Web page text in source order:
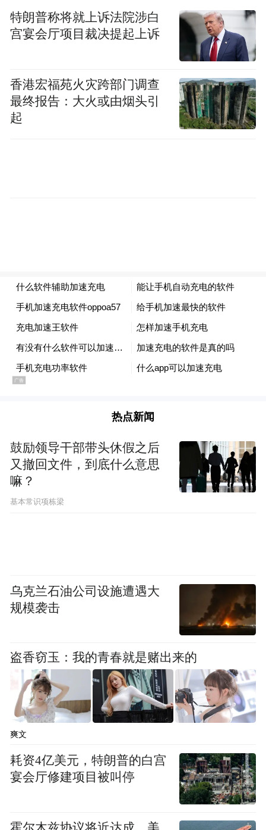
特朗普称将就上诉法院涉白
宫宴会厅项目裁决提起上诉
香港宏福苑火灾跨部门调查
最终报告：大火或由烟头引
起
热点新闻
鼓励领导干部带头休假之后
又撤回文件，到底什么意思
嘛？
基本常识项栋梁
乌克兰石油公司设施遭遇大
规模袭击
盗香窃玉：我的青春就是赌出来的
爽文
耗资4亿美元，特朗普的白宫
宴会厅修建项目被叫停